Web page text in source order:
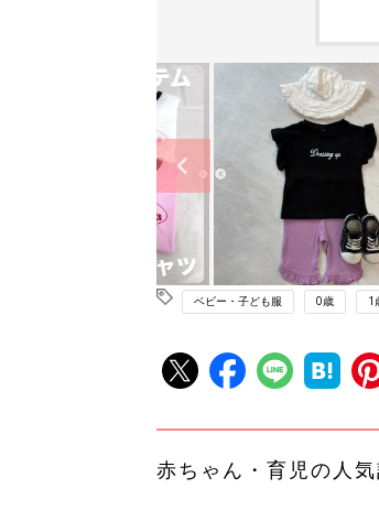
ベビー・子ども服 0歳 1
赤ちゃん・育児の人